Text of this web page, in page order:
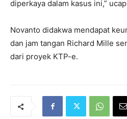
diperkaya dalam kasus ini,”
Novanto didakwa mendapat
dan jam tangan Richard Mille
dari proyek KTP-e.